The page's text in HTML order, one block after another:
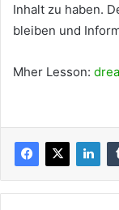
Inhalt zu haben.
bleiben und
Mher Lesson: